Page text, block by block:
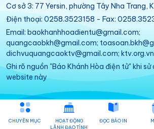
Cơ sở 3: 77 Yersin, phường Tây Nha Trang,
Điện thoại: 0258.3523158 - Fax:
Email: baokhanhhoadientu@gmail.com;
quangcaobkh@gmail.com;
dichvuquangcaoktv@gmail.com;
Ghi rõ nguồn "Báo Khánh Hòa điện tử" khi
website này
CHUYÊN MỤC
HOẠT ĐỘNG
LÃNH ĐẠO TỈNH
ĐỌC BÁO IN